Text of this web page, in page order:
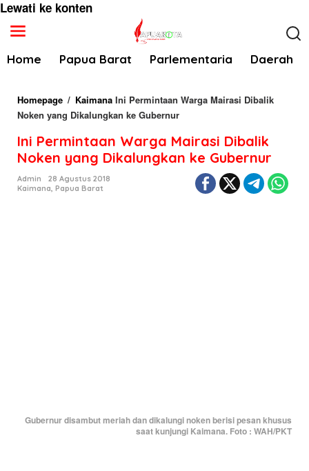
Lewati ke konten
Home Papua Barat Parlementaria Daerah
Homepage / Kaimana Ini Permintaan Warga Mairasi Dibalik
Noken yang Dikalungkan ke Gubernur
Ini Permintaan Warga Mairasi Dibalik
Noken yang Dikalungkan ke Gubernur
Admin
28 Agustus 2018
Kaimana, Papua Barat
Gubernur disambut meriah dan dikalungi noken berisi pesan khusus
saat kunjungi Kaimana. Foto : WAH/PKT